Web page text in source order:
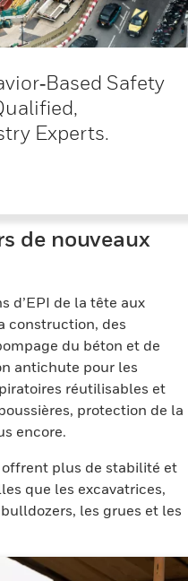
Safety
Experts.
de nouveaux
d’EPI de la tête aux
construction, des
du béton et de
antichute pour les
réutilisables et
protection de la
encore.
plus de stabilité et
que les excavatrices,
les grues et les